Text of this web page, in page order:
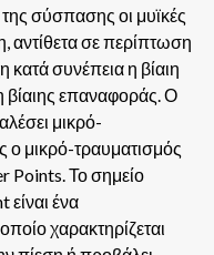
σύσπασης οι μυϊκές
αντίθετα σε περίπτωση
κατά συνέπεια η βίαιη
επαναφοράς. Ο
μικρό-
ο μικρό-τραυματισμός
Points.Το σημείο
ένα
χαρακτηρίζεται